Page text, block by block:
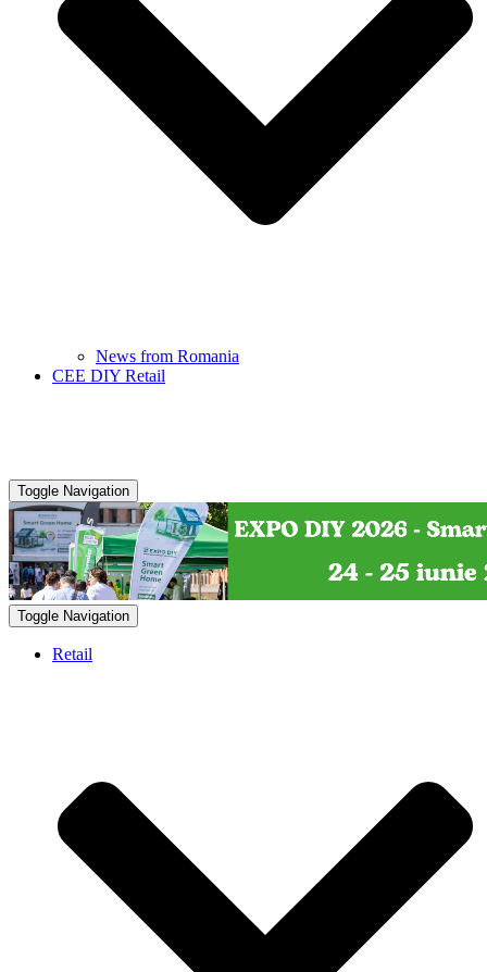
News from Romania
CEE DIY Retail
Toggle Navigation
Toggle Navigation
Retail